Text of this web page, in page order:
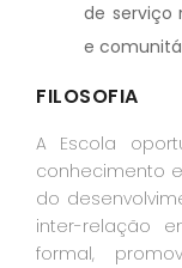
de serviço
e
FILOSOFIA
A Escola
conhecimento
do
inter-relação
formal,